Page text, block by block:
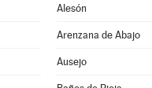
Alesón
Arenzana de Abajo
Ausejo